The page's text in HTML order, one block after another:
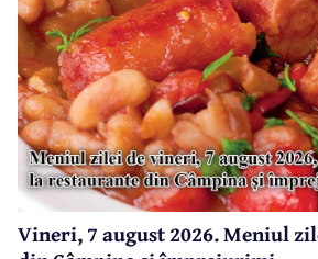
Vineri, 7 august 2026. Meniul